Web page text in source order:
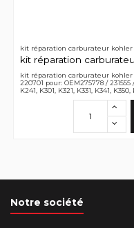
kit réparation carburateur kohler
kit réparation
kit réparation carburateur kohler
220701 pour: OEM275778 / 231555 /
K241, K301, K321, K331, K341,
Notre société